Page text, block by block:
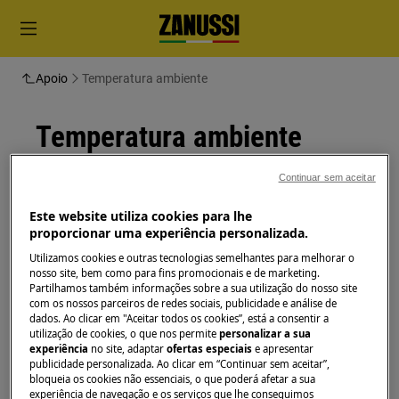
Apoio Temperatura ambiente
Temperatura ambiente
Certifique-se de que a temperatura ambiente
esteja entre 19°e os 24°C para obter os
melhores resultados de secagem
Tempo:1 minuto
Se a temperatura ambiente for muito baixa ou
muito alta, a máquina de secar roupa pode não
funcionar correctamente.
Este website utiliza cookies para lhe
proporcionar uma experiência personalizada.
Utilizamos cookies e outras tecnologias semelhantes para melhorar o
nosso site, bem como para fins promocionais e de marketing.
Partilhamos também informações sobre a sua utilização do nosso site
com os nossos parceiros de redes sociais, publicidade e análise de
dados. Ao clicar em "Aceitar todos os cookies”, está a consentir a
utilização de cookies, o que nos permitepersonalizar a sua
experiência no site, adaptarofertas especiaise apresentar
publicidade personalizada. Ao clicar em “Continuar sem aceitar”,
bloqueia os cookies não essenciais, o que poderá afetar a sua
experiência de navegação e os serviços que lhe conseguimos
Continuar sem aceitar